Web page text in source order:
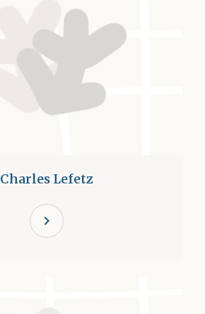
Charles Lefetz
chevron_right